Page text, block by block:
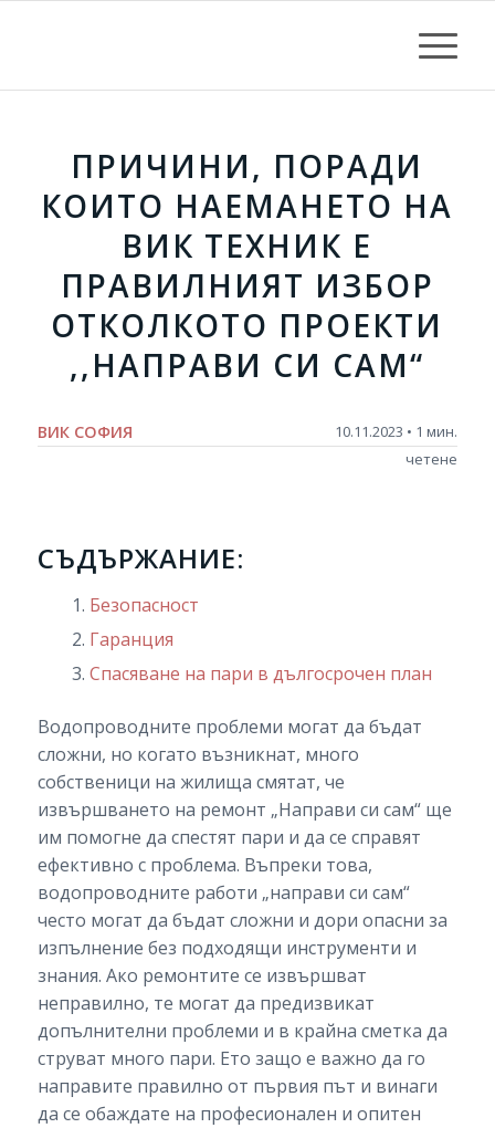
ПРИЧИНИ, ПОРАДИ
КОИТО НАЕМАНЕТО НА
ВИК ТЕХНИК Е
ПРАВИЛНИЯТ ИЗБОР
ОТКОЛКОТО ПРОЕКТИ
,,НАПРАВИ СИ САМ“
ВИК СОФИЯ
10.11.2023 • 1 мин.
четене
СЪДЪРЖАНИЕ:
Безопасност
Гаранция
Спасяване на пари в дългосрочен план
Водопроводните проблеми могат да бъдат
сложни, но когато възникнат, много
собственици на жилища смятат, че
извършването на ремонт „Направи си сам“ ще
им помогне да спестят пари и да се справят
ефективно с проблема. Въпреки това,
водопроводните работи „направи си сам“
често могат да бъдат сложни и дори опасни за
изпълнение без подходящи инструменти и
знания. Ако ремонтите се извършват
неправилно, те могат да предизвикат
допълнителни проблеми и в крайна сметка да
струват много пари. Ето защо е важно да го
направите правилно от първия път и винаги
да се обаждате на професионален и опитен